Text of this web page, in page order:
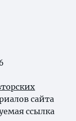
сайта
ссылка